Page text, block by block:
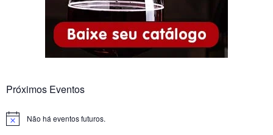
Próximos Eventos
Notice Não há eventos futuros.